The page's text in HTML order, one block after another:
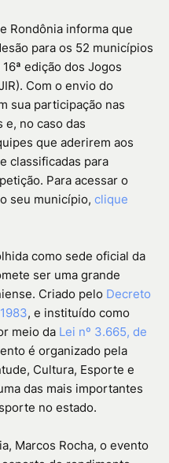
Rondônia informa que
para os 52 municípios
edição dos Jogos
Com o envio do
sua participação nas
no caso das
que aderirem aos
classificadas para
Para acessar o
seu município, clique
como sede oficial da
ser uma grande
Criado pelo Decreto
, e instituído como
meio da Lei nº 3.665, de
é organizado pela
Cultura, Esporte e
das mais importantes
no estado.
Marcos Rocha, o evento